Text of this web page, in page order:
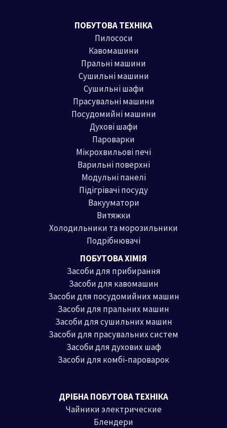
ПОБУТОВА ТЕХНІКА
Пилососи
Кавомашини
Пральні машини
Сушильні машини
Сушильні шафи
Прасувальні машини
Посудомийні машини
Духові шафи
Пароварки
Мікрохвильові печі
Варильні поверхні
Модульні панелі
Підігрівачі посуду
Вакууматори
Витяжки
Холодильники та морозильники
Подрібнювачі
ПОБУТОВА ХІМІЯ
Засоби для прибирання
Засоби для кавомашин
Засоби для посудомийних машин
Засоби для пральних машин
Засоби для сушильних машин
Засоби для прасувальних систем
Засоби для духових шаф
Засоби для комбі-пароварок
ДРІБНА ПОБУТОВА ТЕХНІКА
Чайники электрические
Блендери